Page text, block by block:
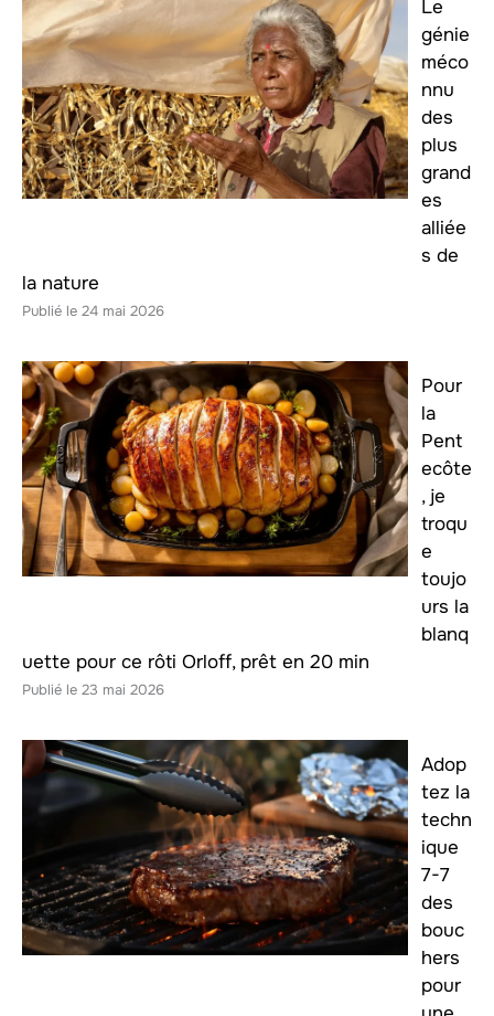
Le
génie
méco
nnu
des
plus
grand
es
alliée
s de
la nature
24 mai 2026
Pour
la
Pent
ecôte
, je
troqu
e
toujo
urs la
blanq
uette pour ce rôti Orloff, prêt en 20 min
23 mai 2026
Adop
tez la
techn
ique
7-7
des
bouc
hers
pour